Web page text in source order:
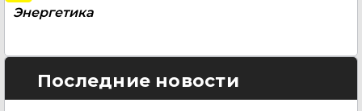
Энергетика
Последние новости